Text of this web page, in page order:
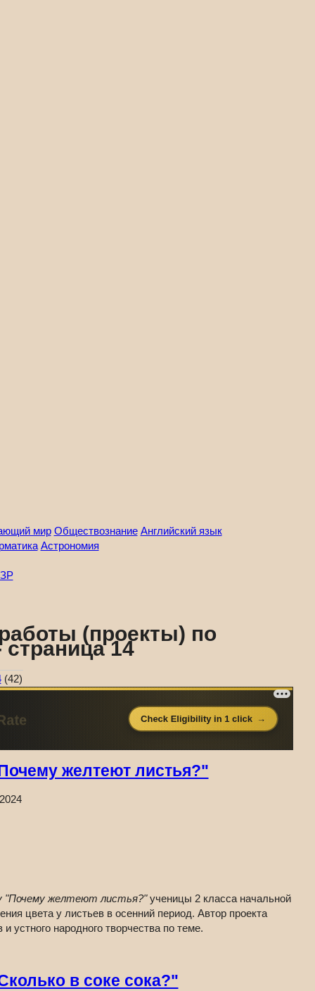
мир Обществознание Английский язык
Астрономия
(проекты) по
14
(42)
желтеют листья?"
"Почему желтеют листья?"ученицы 2 класса начальной
цвета у листьев в осенний период. Автор проекта
устного народного творчества по теме.
в соке сока?"